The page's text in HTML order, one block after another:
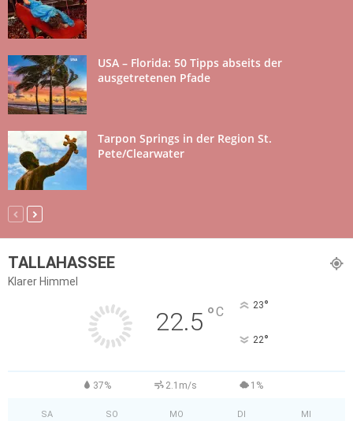
USA – Florida: 50 Tipps abseits der
ausgetretenen Pfade
Tarpon Springs in der Region St.
Pete/Clearwater
TALLAHASSEE
Klarer Himmel
22.5 °C 23°
22°
37% 2.1m/s 1%
SA SO MO DI MI